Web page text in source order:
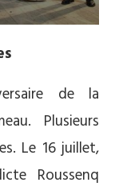
de la
Plusieurs
Le 16 juillet,
Roussenq